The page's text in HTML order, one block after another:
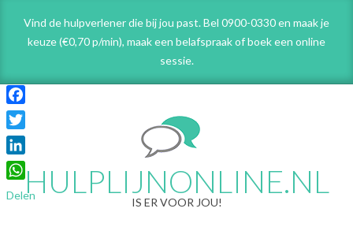
content
Vind de hulpverlener die bij jou past. Bel 0900-0330 en maak je
keuze (€0,70 p/min), maak een belafspraakof boek een online
sessie.
HULPLIJNONLINE.NL
IS ER VOOR JOU!
Facebook
Twitter
LinkedIn
WhatsApp
Delen